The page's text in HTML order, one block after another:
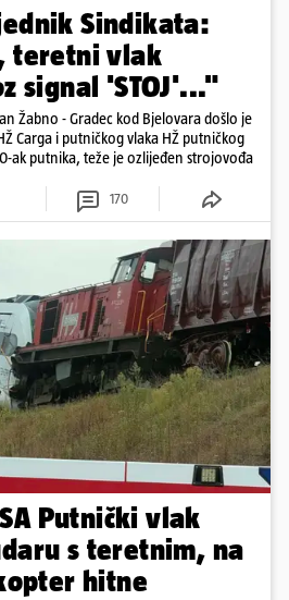
Sindikata:
teretni vlak
signal 'STOJ'..."
Žabno - Gradec kod Bjelovara došlo je
Carga i putničkog vlaka HŽ putničkog
ak putnika, teže je ozlijeđen strojovođa
170
Putnički vlak
s teretnim, na
hitne